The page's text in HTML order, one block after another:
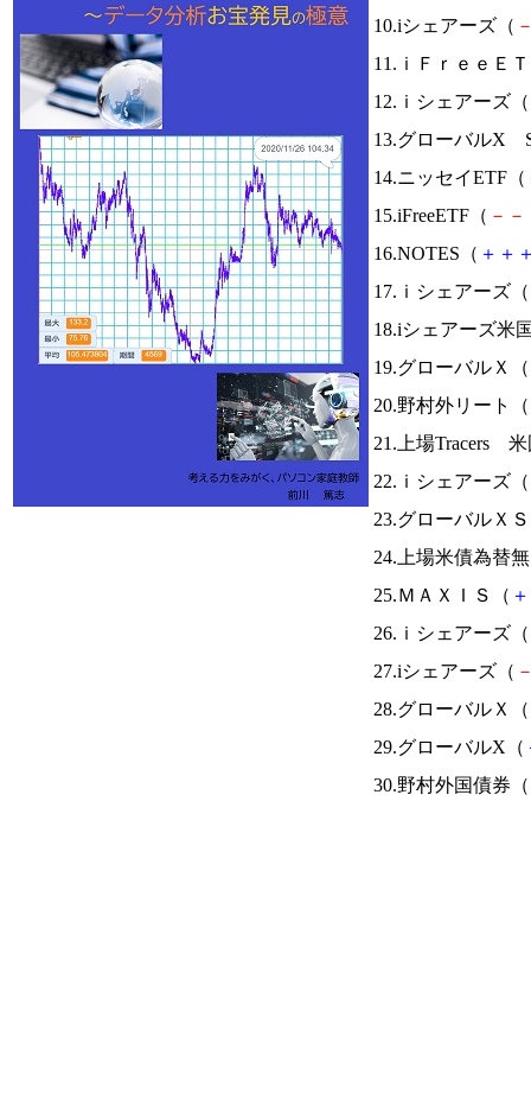
10.iシェアーズ（
11.ｉＦｒｅｅＥ
12.ｉシェアーズ（
13.グローバルX
14.ニッセイETF（
15.iFreeETF（ － －
16.NOTES（ ＋ ＋
17.ｉシェアーズ（
18.iシェアーズ米
19.グローバルＸ（
20.野村外リート（
21.上場Tracers
22.ｉシェアーズ（
23.グローバルＸ
24.上場米債為替
25.ＭＡＸＩＳ（ ＋
26.ｉシェアーズ（
27.iシェアーズ（
28.グローバルＸ（
29.グローバルX（
30.野村外国債券（